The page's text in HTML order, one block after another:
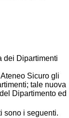
dei Dipartimenti
Sicuro gli
tale nuova
Dipartimento ed
sono i seguenti.